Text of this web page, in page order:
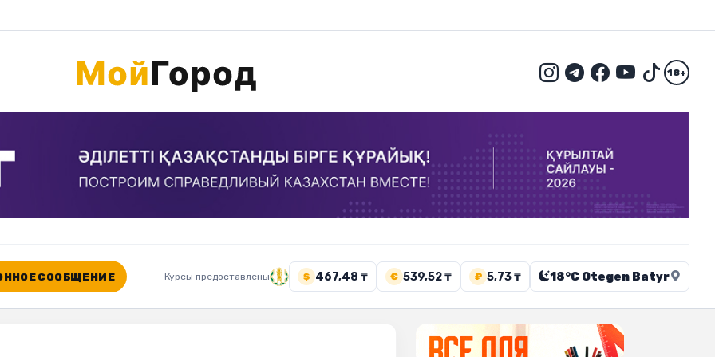
18+
СООБЩЕНИЕ Курсы предоставлены $ 467,48 ₸ € 539,52 ₸ ₽ 5,73 ₸ 18°C Otegen Batyr